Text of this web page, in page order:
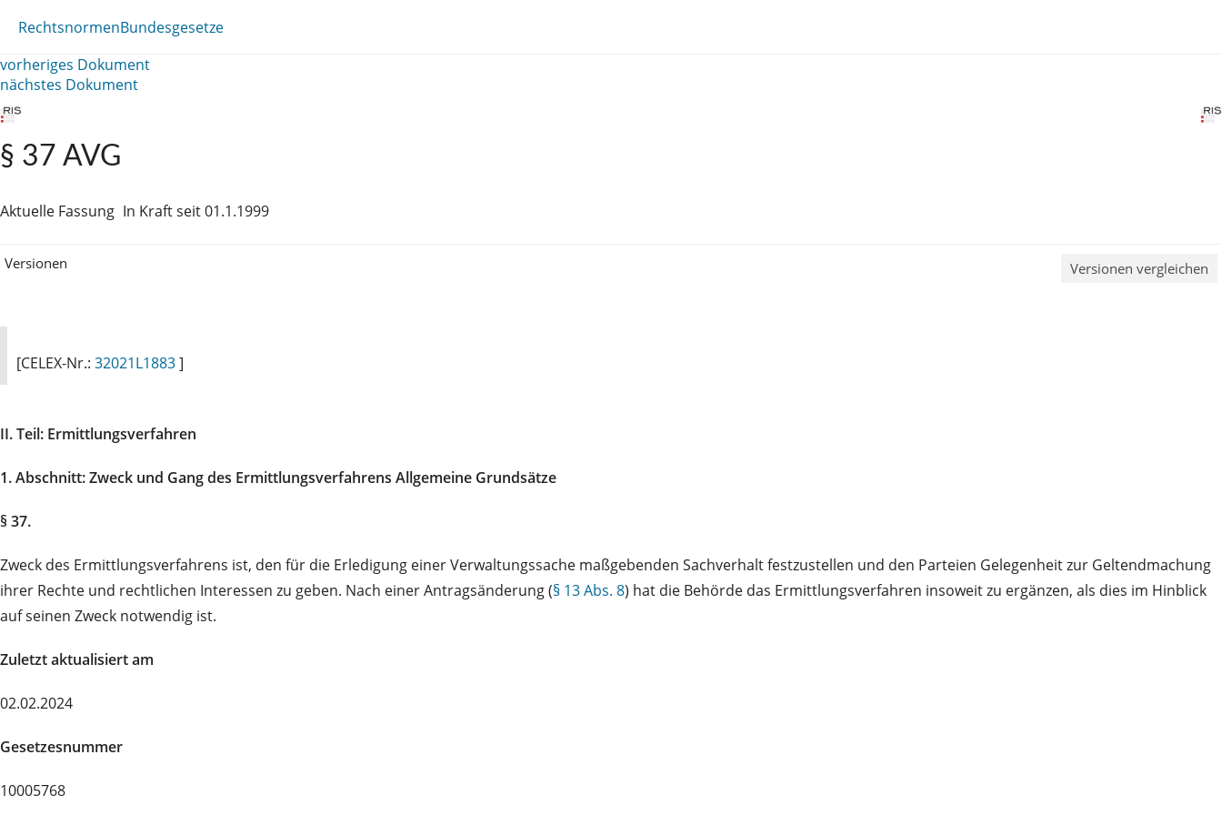
RechtsnormenBundesgesetze
vorheriges Dokument
nächstes Dokument
§ 37 AVG
Aktuelle Fassung In Kraft seit 01.1.1999
Versionen Versionen vergleichen
[CELEX-Nr.: 32021L1883]
II. Teil: Ermittlungsverfahren
1. Abschnitt: Zweck und Gang des Ermittlungsverfahrens Allgemeine Grundsätze
§ 37.
Zweck des Ermittlungsverfahrens ist, den für die Erledigung einer Verwaltungssache maßgebenden Sachverhalt festzustellen und den Parteien Gelegenheit zur Geltendmachung
ihrer Rechte und rechtlichen Interessen zu geben. Nach einer Antragsänderung (§ 13 Abs. 8) hat die Behörde das Ermittlungsverfahren insoweit zu ergänzen, als dies im Hinblick
auf seinen Zweck notwendig ist.
Zuletzt aktualisiert am
02.02.2024
Gesetzesnummer
10005768